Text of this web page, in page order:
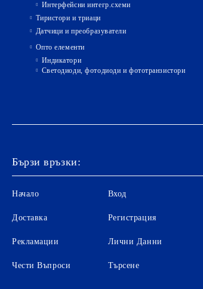
Интерфейсни интегр.схеми
Тиристори и триаци
Датчици и преобразуватели
Опто елементи
Индикатори
Светодиоди, фотодиоди и фототранзистори
Бързи връзки:
Начало
Доставка
Рекламации
Чести Въпроси
Вход
Регистрация
Лични Данни
Търсене